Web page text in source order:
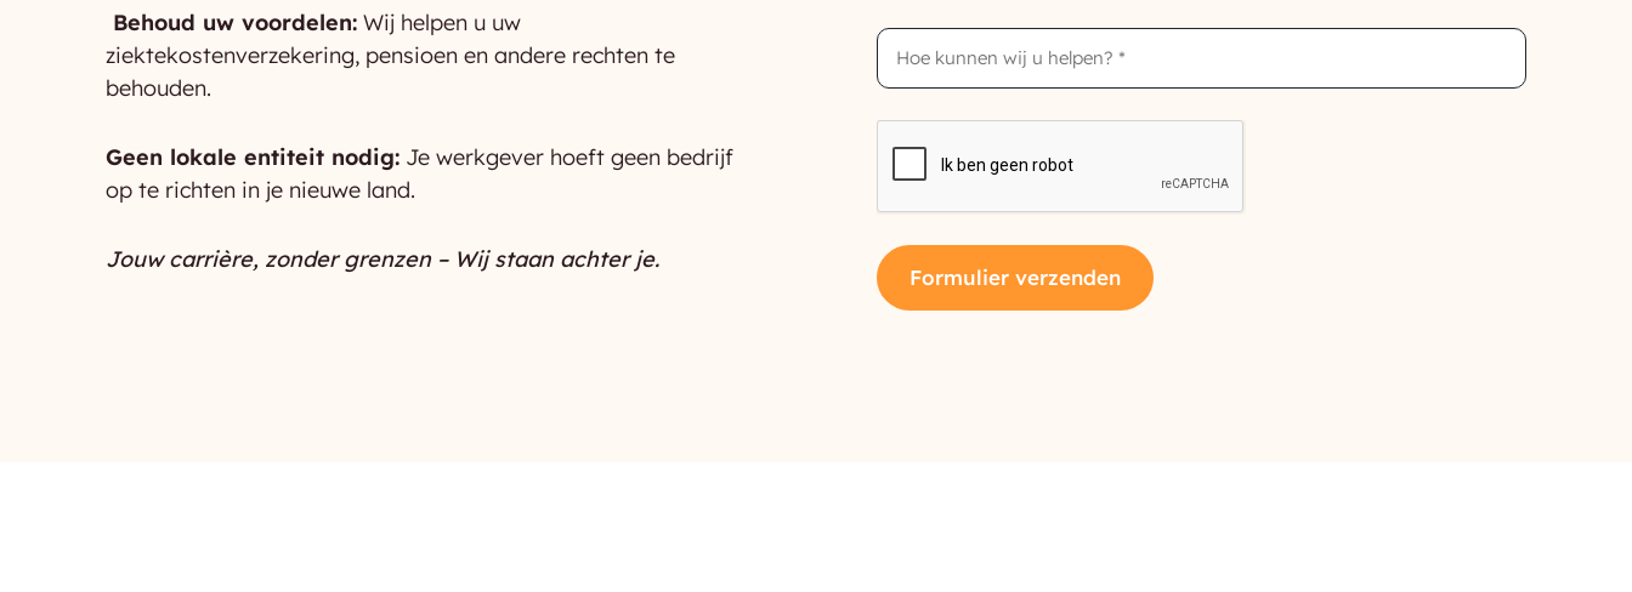
Behoud uw voordelen: Wij helpen u uw
ziektekostenverzekering, pensioen en andere rechten te
behouden.
Geen lokale entiteit nodig: Je werkgever hoeft geen bedrijf
op te richten in je nieuwe land.
Jouw carrière, zonder grenzen – Wij staan achter je.
How
can
we
help
you?
CAPTCHA
Formulier verzenden